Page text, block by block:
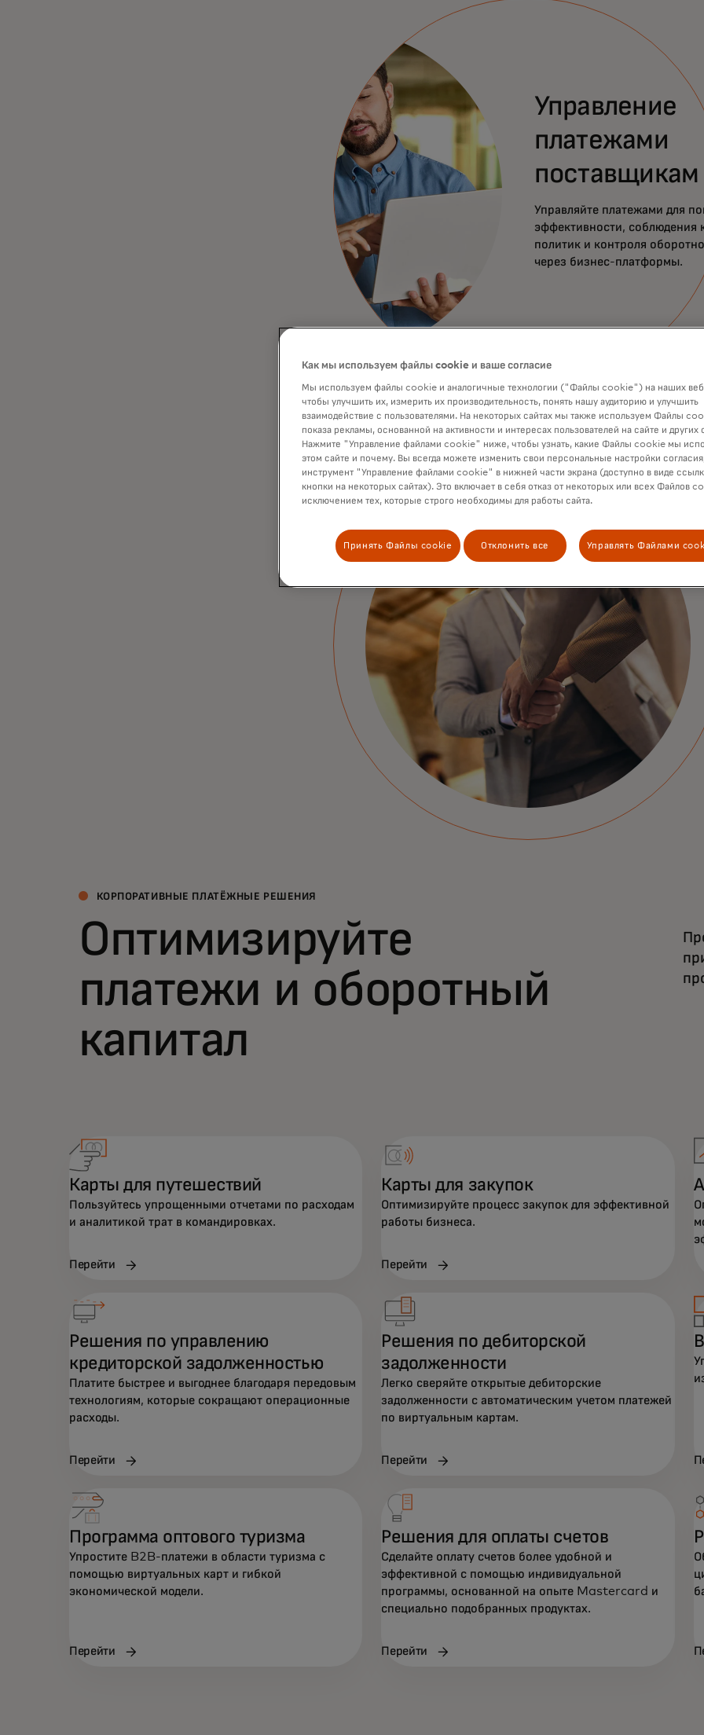
Управление
платежами
поставщикам
Управляйте платежами для
эффективности, соблюдения
политик и контроля
через бизнес-платформы.
КОРПОРАТИВНЫЕ ПЛАТЁЖНЫЕ РЕШЕНИЯ
Оптимизируйте
платежи и оборотный
капитал
Карты для путешествий
Пользуйтесь упрощенными отчетами по расходам
и аналитикой трат в командировках.
Перейти
Карты для закупок
Оптимизируйте процесс закупок для эффективной
работы бизнеса.
Перейти
Решения по управлению
кредиторской задолженностью
Платите быстрее и выгоднее благодаря передовым
технологиям, которые сокращают операционные
расходы.
Перейти
Решения по дебиторской
задолженности
Легко сверяйте открытые дебиторские
задолженности с автоматическим учетом платежей
по виртуальным картам.
Перейти
Программа оптового туризма
Упростите B2B-платежи в области туризма с
помощью виртуальных карт и гибкой
экономической модели.
Перейти
Решения для оплаты счетов
Сделайте оплату счетов более удобной и
эффективной с помощью индивидуальной
программы, основанной на опыте Mastercard и
специально подобранных продуктах.
Перейти
Как мы используем файлы cookie и ваше согласие
Мы используем файлы cookie и аналогичные технологии ("Файлы cookie") на наших
чтобы улучшить их, измерить их производительность, понять нашу аудиторию и улучшить
взаимодействие с пользователями. На некоторых сайтах мы также используем Файлы
показа рекламы, основанной на активности и интересах пользователей на сайте и других
Нажмите "Управление файлами cookie" ниже, чтобы узнать, какие Файлы cookie мы
этом сайте и почему. Вы всегда можете изменить свои персональные настройки
инструмент "Управление файлами cookie" в нижней части экрана (доступно в виде
кнопки на некоторых сайтах). Это включает в себя отказ от некоторых или всех Файлов
исключением тех, которые строго необходимы для работы сайта.
Принять Файлы cookie Отклонить все Управлять Файлами